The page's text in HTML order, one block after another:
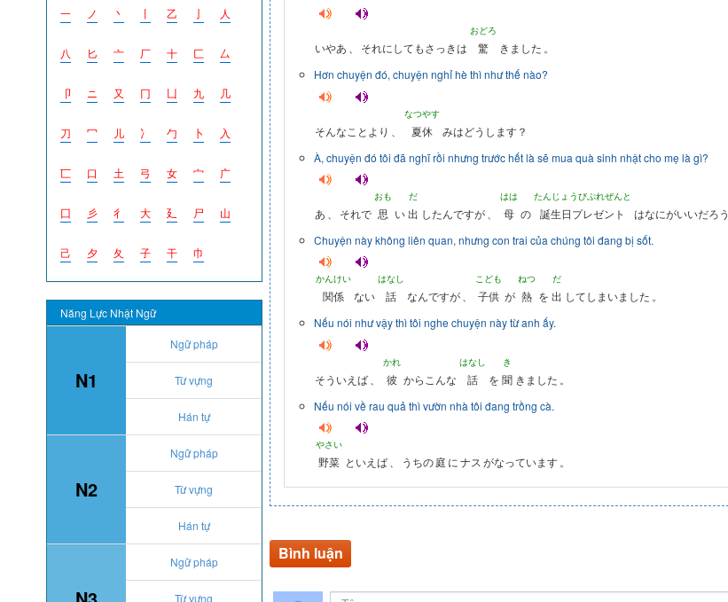
一
ノ 丶 丨 乙 亅 人
八 匕 亠 厂 十 匚 厶
卩 ニ 又 冂 凵 九 几
刀 冖 儿 冫 勹 卜 入
匸 口 土 弓 女 宀 广
囗 彡 彳 大 廴 尸 山
己 夕 夂 子 干 巾
Năng Lực Nhật Ngữ
N1
Ngữ pháp
Từ vựng
Hán tự
N2
Ngữ pháp
Từ vựng
Hán tự
Ngữ pháp
Từ vựng
いやあ それにしてもさっきは
おどろ
驚 きました 。
Hơn chuyện đó, chuyện nghỉ hè thì như thế nào?
そんなことより
なつやす
夏休
みはどうします？
À, chuyện đó tôi đã nghĩ rồi nhưng trước hết là sẽ mua quà sinh nhật cho mẹ là gì?
あ それで
おも
思 い
だ
出 したんですが
はは
母 の
たんじょうびぷれぜんと
誕生日プレゼント はなにがいいだろう
Chuyện này không liên quan, nhưng con trai của chúng tôi đang bị sốt.
かんけい
関係 ない
はなし
話 なんですが
こども
子供 が
ねつ
熱 を
だ
出 してしまいました 。
Nếu nói như vậy thì tôi nghe chuyện này từ anh ấy.
そういえば
かれ
彼 からこんな
はなし
話 を
き
聞 きました 。
Nếu nói về rau quả thì vườn nhà tôi đang trồng cà.
やさい
野菜 といえば うちの庭 にナス がなっています 。
Bình luận